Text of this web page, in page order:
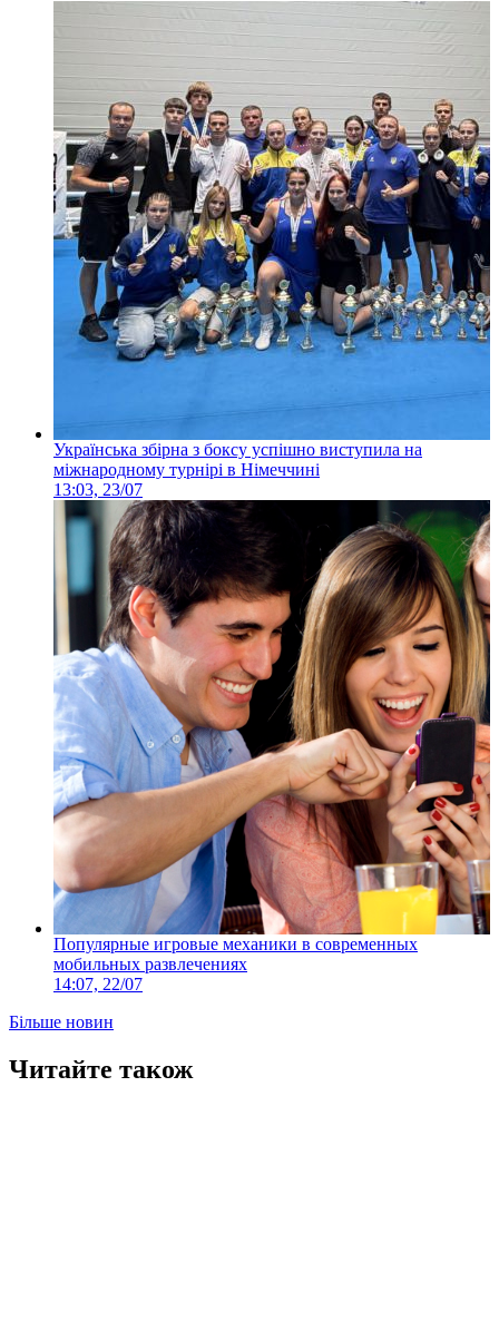
Українська збірна з боксу успішно виступила на
міжнародному турнірі в Німеччині
13:03, 23/07
Популярные игровые механики в современных
мобильных развлечениях
14:07, 22/07
Більше новин
Читайте також